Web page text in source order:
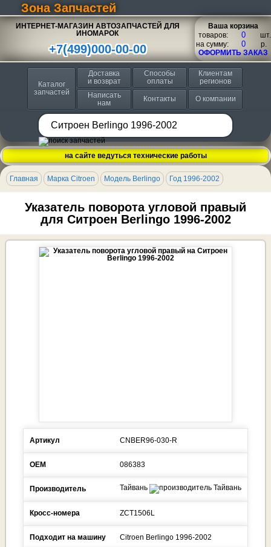
Зона Запчастей
ИНТЕРНЕТ-МАГАЗИН АВТОЗАПЧАСТЕЙ ДЛЯ
ИНОМАРОК
+7(499)000-00-00
Ваша корзина
товаров:
шт.
на сумму:
p.
ОФОРМИТЬ ЗАКАЗ
Каталог
запчастей
Доставка
и возврат
Способы
оплаты
Клиентам
регионов
Написать
нам
Контакты О компании
на сайте ведуться технические работы
Главная Марка Citroen Модель Berlingo Год 1996-2002
Указатель поворота угловой правый
для Ситроен Berlingo 1996-2002
Артикул CNBER96-030-R
ОЕМ 086383
Производитель Тайвань
Кросс-номера ZCT1506L
Подходит на машину Citroen Berlingo 1996-2002